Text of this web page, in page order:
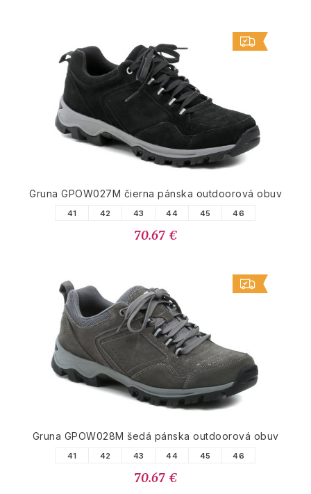
Gruna GPOW027M čierna pánska outdoorová obuv
41 42 43 44 45 46
70.67 €
Gruna GPOW028M šedá pánska outdoorová obuv
41 42 43 44 45 46
70.67 €